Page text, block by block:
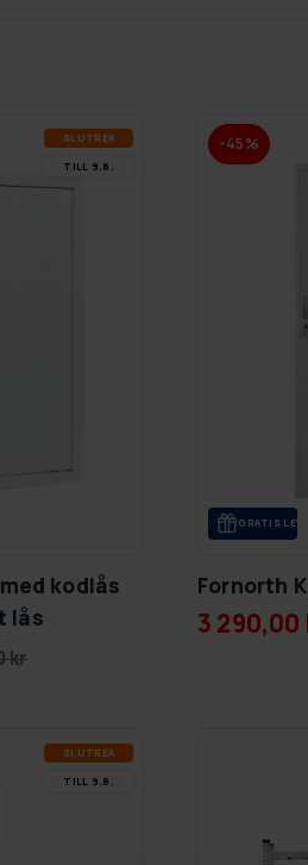
SLUT­REA
TILL 9.8.
kodlås
lås
kr
-45%
GRA­TIS
Fornorth
3 290,00
SLUT­REA
TILL 9.8.